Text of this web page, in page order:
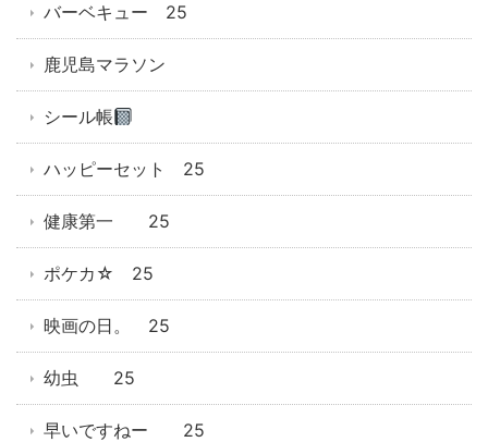
バーベキュー 25
鹿児島マラソン
シール帳
ハッピーセット 25
健康第一 25
ポケカ☆ 25
映画の日。 25
幼虫 25
早いですねー 25